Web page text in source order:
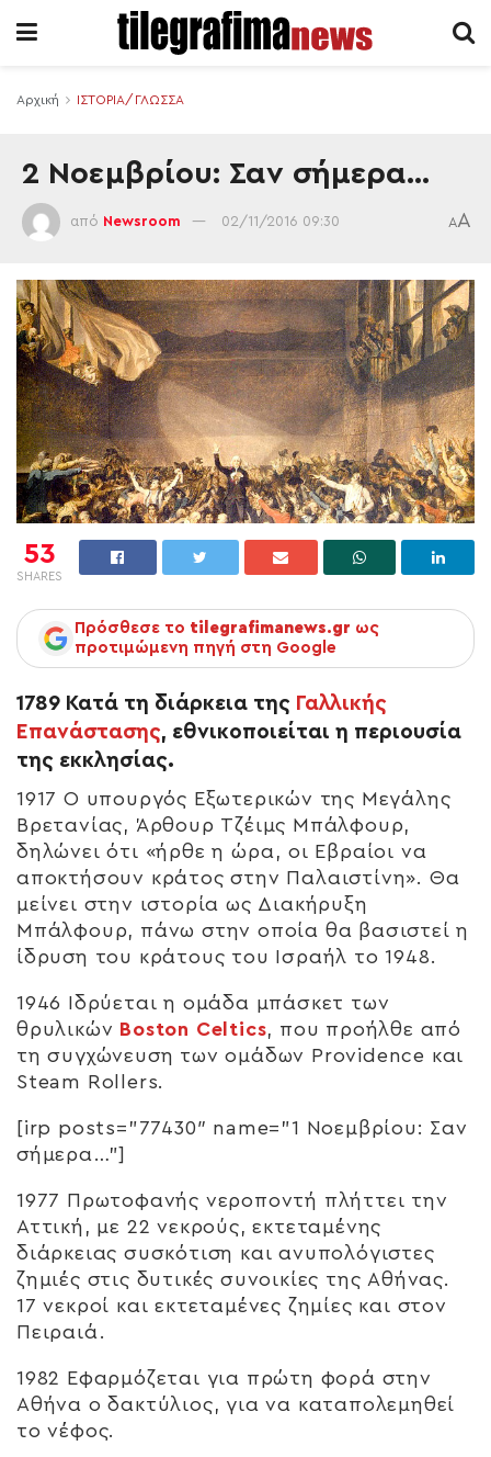
Αρχική ΙΣΤΟΡΙΑ/ΓΛΩΣΣΑ
2 Νοεμβρίου: Σαν σήμερα…
από Newsroom 02/11/2016 09:30 AA
53
SHARES
Πρόσθεσε το tilegrafimanews.gr ως
προτιμώμενη πηγή στη Google
1789 Κατά τη διάρκεια της Γαλλικής
Επανάστασης, εθνικοποιείται η περιουσία
της εκκλησίας.
1917 Ο υπουργός Εξωτερικών της Μεγάλης
Βρετανίας, Άρθουρ Τζέιμς Μπάλφουρ,
δηλώνει ότι «ήρθε η ώρα, οι Εβραίοι να
αποκτήσουν κράτος στην Παλαιστίνη». Θα
μείνει στην ιστορία ως Διακήρυξη
Μπάλφουρ, πάνω στην οποία θα βασιστεί η
ίδρυση του κράτους του Ισραήλ το 1948.
1946 Ιδρύεται η ομάδα μπάσκετ των
θρυλικών Boston Celtics , που προήλθε από
τη συγχώνευση των ομάδων Providence και
Steam Rollers.
[irp posts=”77430″ name=”1 Νοεμβρίου: Σαν
σήμερα…”]
1977 Πρωτοφανής νεροποντή πλήττει την
Αττική, με 22 νεκρούς, εκτεταμένης
διάρκειας συσκότιση και ανυπολόγιστες
ζημιές στις δυτικές συνοικίες της Αθήνας.
17 νεκροί και εκτεταμένες ζημίες και στον
Πειραιά.
1982 Εφαρμόζεται για πρώτη φορά στην
Αθήνα ο δακτύλιος, για να καταπολεμηθεί
το νέφος.